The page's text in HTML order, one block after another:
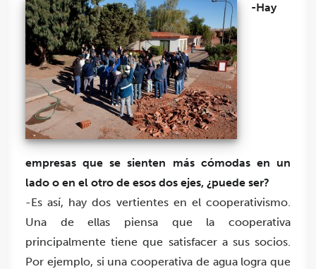
-Hay
empresas que se sienten más cómodas en un
lado o en el otro de esos dos ejes, ¿puede ser?
-Es así, hay dos vertientes en el cooperativismo.
Una de ellas piensa que la cooperativa
principalmente tiene que satisfacer a sus socios.
Por ejemplo, si una cooperativa de agua logra que